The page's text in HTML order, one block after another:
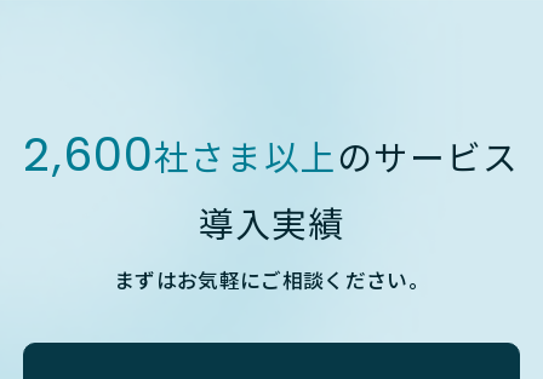
2,600社さま以上のサービス
導入実績
まずはお気軽にご相談ください。